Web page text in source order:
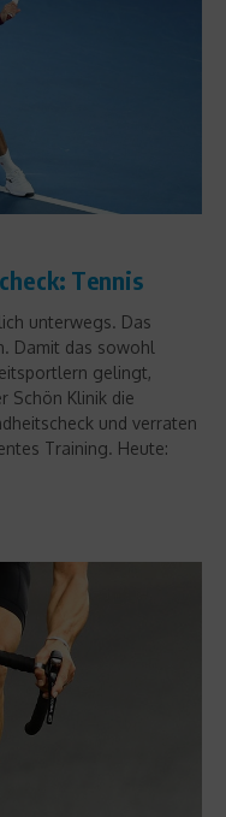
Tennis
unterwegs. Das
Damit das sowohl
gelingt,
Schön Klinik die
und verraten
Training. Heute: